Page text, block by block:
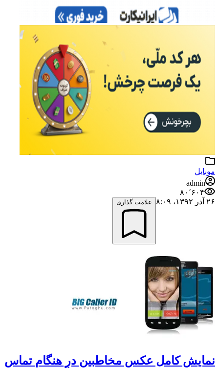
موبایل
admin
۸۰٬۶۰۴
۲۶ آذر ۱۳۹۲،‏ ۸:۰۹
علامت گذاری
نمایش کامل عکس مخاطبین در هنگام تماس